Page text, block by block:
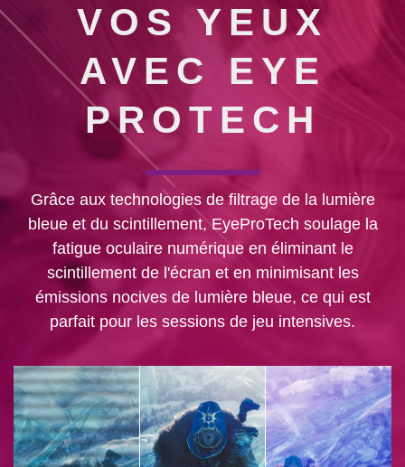
VOS YEUX
AVEC EYE
PROTECH
Grâce aux technologies de filtrage de la lumière
bleue et du scintillement, EyeProTech soulage la
fatigue oculaire numérique en éliminant le
scintillement de l'écran et en minimisant les
émissions nocives de lumière bleue, ce qui est
parfait pour les sessions de jeu intensives.